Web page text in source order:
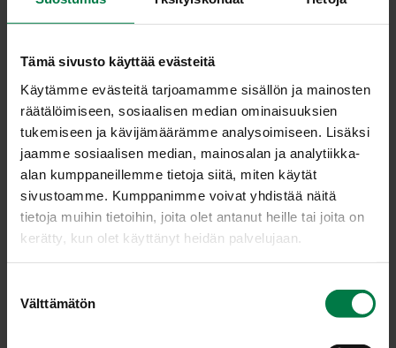
Tämä sivusto käyttää evästeitä
Käytämme evästeitä tarjoamamme sisällön ja mainosten
räätälöimiseen, sosiaalisen median ominaisuuksien
tukemiseen ja kävijämäärämme analysoimiseen. Lisäksi
jaamme sosiaalisen median, mainosalan ja analytiikka-
alan kumppaneillemme tietoja siitä, miten käytät
sivustoamme. Kumppanimme voivat yhdistää näitä
tietoja muihin tietoihin, joita olet antanut heille tai joita on
kerätty, kun olet käyttänyt heidän palvelujaan.
Välttämätön
Ohje
kg valkokaali, suikale, tuore
4kg porkkana, suikale, tuore
kg sipuli, viipale, tuore
0.7
kg vesi
0.1kg kasvisliemijauhe, vähäsuolainen, l
0.1kg siirappi
0.003kg meirami, kuivattu